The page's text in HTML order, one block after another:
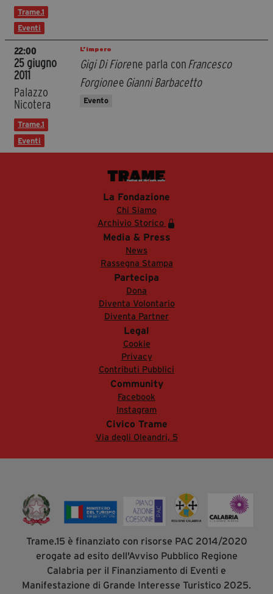
Trame.1
Eventi
22:00
25 giugno
2011
Palazzo
Nicotera
Trame.1
Eventi
L’impero
Gigi Di Fiorene parla conFrancesco
Forgionee Gianni Barbacetto
Evento
La Fondazione
Chi Siamo
Archivio Storico
Media & Press
News
Rassegna Stampa
Partecipa
Dona
Diventa Volontario
Diventa Partner
Legal
Cookie
Privacy
Contributi Pubblici
Community
Facebook
Instagram
Civico Trame
Via degli Oleandri, 5
Trame.15 è finanziato con risorse PAC 2014/2020
erogate ad esito dell'Avviso Pubblico Regione
Calabria per il Finanziamento di Eventi e
Manifestazione di Grande Interesse Turistico 2025.